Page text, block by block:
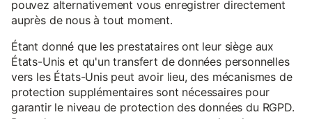
pouvez alternativement vous enregistrer directement
auprès de nous à tout moment.
Étant donné que les prestataires ont leur siège aux
États-Unis et qu'un transfert de données personnelles
vers les États-Unis peut avoir lieu, des mécanismes de
protection supplémentaires sont nécessaires pour
garantir le niveau de protection des données du RGPD.